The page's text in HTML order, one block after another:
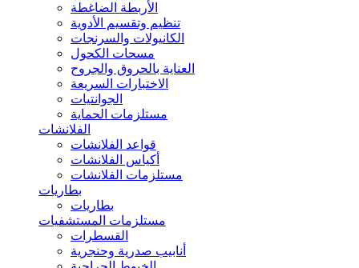
الأربطة الضاغطة
تنظيم وتقسيم الأدوية
الكانيولات والسرنجات
مسحات الكحول
العناية بالحروق والجروح
الاختبارات السريعة
الجوانتيات
مستلزمات الحماية
الفلانشات
قواعد الفلانشات
أكياس الفلانشات
مستلزمات الفلانشات
بطاريات
بطاريات
مستلزمات المستشفيات
القسطرات
أنابيب صدرية وحنجرية